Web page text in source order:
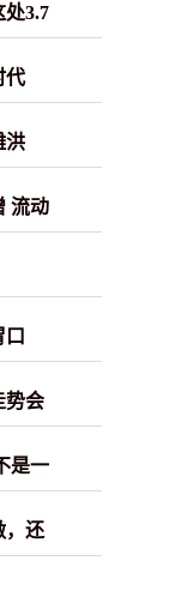
处3.7
代
洪
流动
势会
是一
，还